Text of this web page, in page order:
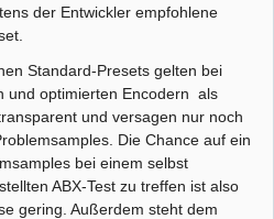
der Entwickler empfohlene
Standard-Presets gelten bei
und optimierten Encodern als
und versagen nur noch
Die Chance auf ein
bei einem selbst
ABX-Test zu treffen ist also
gering. Außerdem steht dem